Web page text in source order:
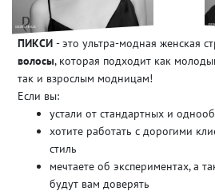
ПИКСИ - это ультра-модная женская
волосы, которая подходит как
так и взрослым модницам!
Если вы:
устали от стандартных и
хотите работать с дорогими
стиль
мечтаете об экспериментах, а
будут вам доверять